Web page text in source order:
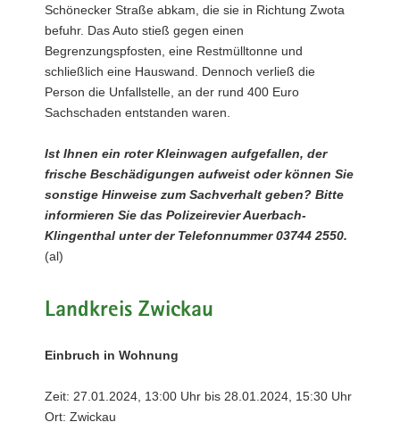
Schönecker Straße abkam, die sie in Richtung Zwota
befuhr. Das Auto stieß gegen einen
Begrenzungspfosten, eine Restmülltonne und
schließlich eine Hauswand. Dennoch verließ die
Person die Unfallstelle, an der rund 400 Euro
Sachschaden entstanden waren.
Ist Ihnen ein roter Kleinwagen aufgefallen, der
frische Beschädigungen aufweist oder können Sie
sonstige Hinweise zum Sachverhalt geben? Bitte
informieren Sie das Polizeirevier Auerbach-
Klingenthal unter der Telefonnummer 03744 2550.
(al)
Landkreis Zwickau
Einbruch in Wohnung
Zeit: 27.01.2024, 13:00 Uhr bis 28.01.2024, 15:30 Uhr
Ort: Zwickau